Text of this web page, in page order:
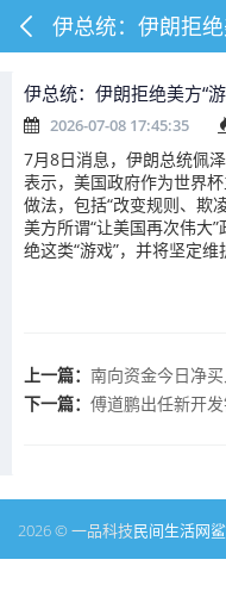
伊总统：伊朗拒绝美方“
2026-07-08 17:45:35
7月8日消息，伊朗总统佩
表示，美国政府作为世界
做法，包括“改变规则、欺
美方所谓“让美国再次伟大
绝这类“游戏”，并将坚定
上一篇： 南向资金今日净
下一篇： 傅道鹏出任新开
2026 © 一品科技民间生活网